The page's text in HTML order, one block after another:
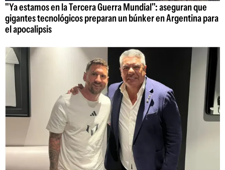
"Ya estamos en la Tercera Guerra Mundial": aseguran que
gigantes tecnológicos preparan un búnker en Argentina para
el apocalipsis